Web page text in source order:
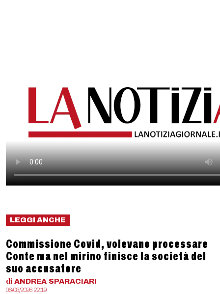
LEGGI ANCHE
Commissione Covid, volevano processare
Conte ma nel mirino finisce la società del
suo accusatore
di ANDREA SPARACIARI
06/08/2026 22:19